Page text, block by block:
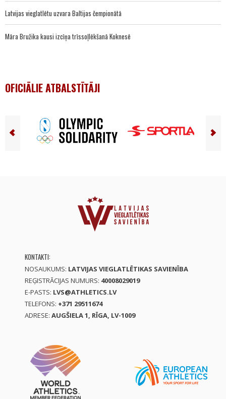
Latvijas vieglatlētu uzvara Baltijas čempionātā
Māra Bružika kausi izcīņa trīssoļlēkšanā Koknesē
OFICIĀLIE ATBALSTĪTĀJI
KONTAKTI:
NOSAUKUMS: LATVIJAS VIEGLATLĒTIKAS SAVIENĪBA
REĢISTRĀCIJAS NUMURS: 40008029019
E-PASTS: LVS@ATHLETICS.LV
TELEFONS: +371 29511674
ADRESE: AUGŠIELA 1, RĪGA, LV-1009